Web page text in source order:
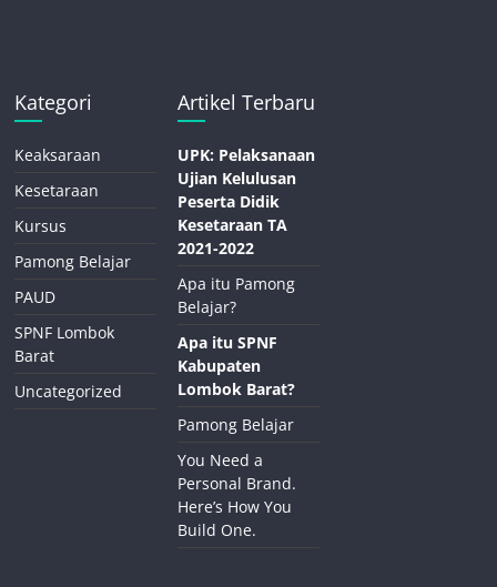
Kategori
Keaksaraan
Kesetaraan
Kursus
Pamong Belajar
PAUD
SPNF Lombok
Barat
Uncategorized
Artikel Terbaru
UPK: Pelaksanaan
Ujian Kelulusan
Peserta Didik
Kesetaraan TA
2021-2022
Apa itu Pamong
Belajar?
Apa itu SPNF
Kabupaten
Lombok Barat?
Pamong Belajar
You Need a
Personal Brand.
Here’s How You
Build One.